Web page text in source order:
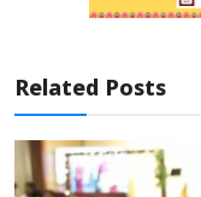
Related Posts